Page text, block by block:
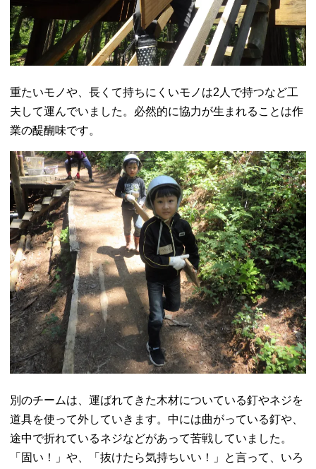
重たいモノや、長くて持ちにくいモノは2人で持つなど工
夫して運んでいました。必然的に協力が生まれることは作
業の醍醐味です。
別のチームは、運ばれてきた木材についている釘やネジを
道具を使って外していきます。中には曲がっている釘や、
途中で折れているネジなどがあって苦戦していました。
「固い！」や、「抜けたら気持ちいい！」と言って、いろ